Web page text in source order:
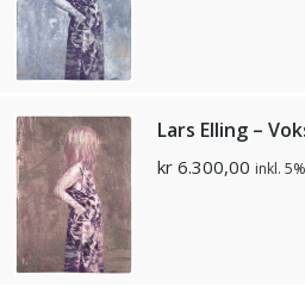
Lars Elling –
kr 6.300,00 inkl.